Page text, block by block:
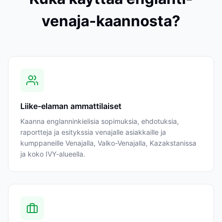
venaja-kaannosta?
Liike-elaman ammattilaiset
Kaanna englanninkielisia sopimuksia, ehdotuksia,
raportteja ja esitykssia venajalle asiakkaille ja
kumppaneille Venajalla, Valko-Venajalla, Kazakstanissa
ja koko IVY-alueella.